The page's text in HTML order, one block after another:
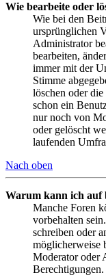
Wie bearbeite oder
Wie bei den
ursprünglichen
Administrator
bearbeiten,
immer mit der
Stimme
löschen oder
schon ein
nur noch von
oder gelöscht
laufenden
Nach oben
Warum kann ich auf
Manche Foren
vorbehalten
schreiben oder
möglicherweise
Moderator oder
Berechtigungen.